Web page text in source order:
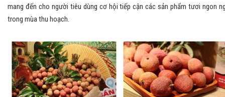
mang đến cho người tiêu dùng cơ hội tiếp cận các sản phẩm tươi ngon
trong mùa thu hoạch.